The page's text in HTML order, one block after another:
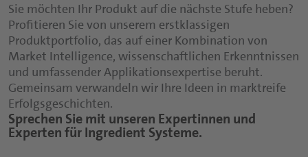
Sie möchten Ihr Produkt auf die nächste Stufe heben?
Profitieren Sie von unserem erstklassigen
Produktportfolio, das auf einer Kombination von
Market Intelligence, wissenschaftlichen Erkenntnissen
und umfassender Applikationsexpertise beruht.
Gemeinsam verwandeln wir Ihre Ideen in marktreife
Erfolgsgeschichten.
Sprechen Sie mit unseren Expertinnen und
Experten für Ingredient Systeme.